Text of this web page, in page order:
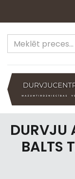
DURVJU
BALTS